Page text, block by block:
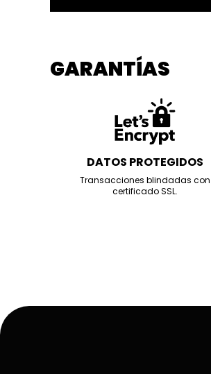
GARANTÍAS
DATOS PROTEGIDOS
Transacciones blindadas con
certificado SSL.